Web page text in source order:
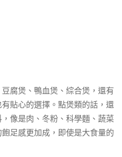
腐煲、鴨血煲、綜合煲，還有
貼心的選擇。點煲類的話，還
像是肉、冬粉、科學麵、蔬菜
足感更加成，即使是大食量的